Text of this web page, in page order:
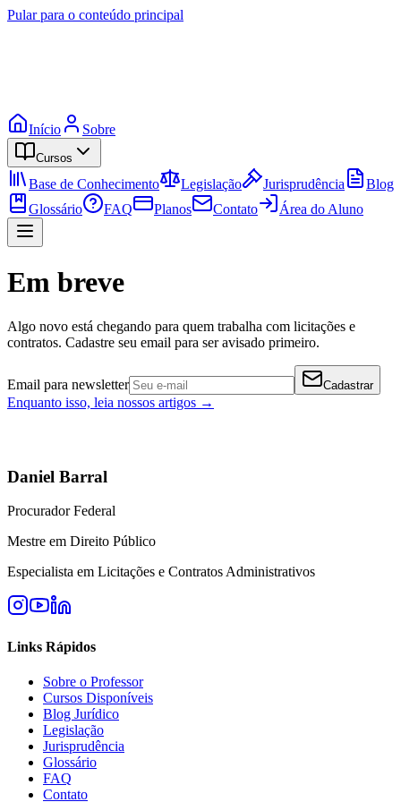
Pular para o conteúdo principal
Início Sobre
Cursos
Base de Conhecimento Legislação Jurisprudência
Blog
Glossário
FAQ Planos Contato Área do Aluno
Em breve
Algo novo está chegando para quem trabalha com licitações e
contratos. Cadastre seu email para ser avisado primeiro.
Email para newsletter Cadastrar
Enquanto isso, leia nossos artigos →
Daniel Barral
Procurador Federal
Mestre em Direito Público
Especialista em Licitações e Contratos Administrativos
Links Rápidos
Sobre o Professor
Cursos Disponíveis
Blog Jurídico
Legislação
Jurisprudência
Glossário
FAQ
Contato